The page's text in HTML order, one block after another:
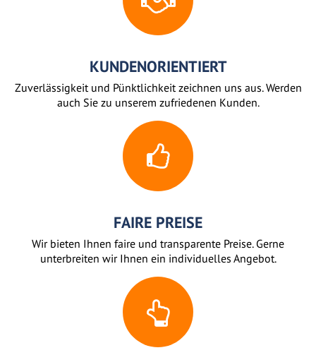
KUNDENORIENTIERT
Zuverlässigkeit und Pünktlichkeit zeichnen uns aus. Werden
auch Sie zu unserem zufriedenen Kunden.
FAIRE PREISE
Wir bieten Ihnen faire und transparente Preise. Gerne
unterbreiten wir Ihnen ein individuelles Angebot.